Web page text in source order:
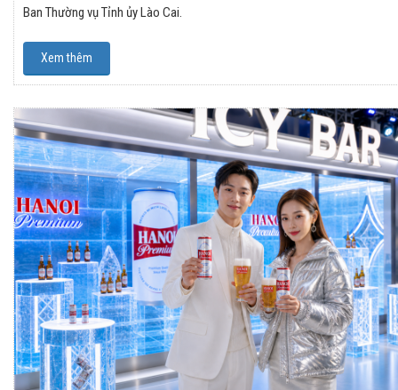
Ban Thường vụ Tỉnh ủy Lào Cai.
Xem thêm